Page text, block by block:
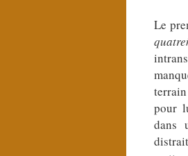
Le
pour
dans